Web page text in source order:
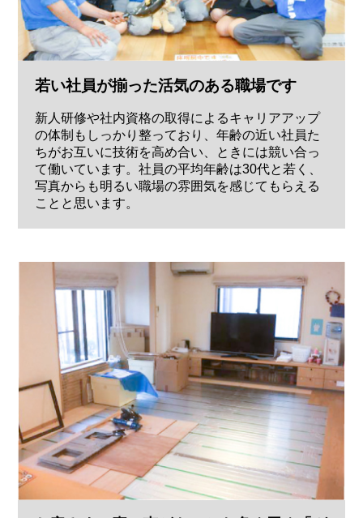
若い社員が揃った活気のある職場です
新人研修や社内資格の取得によるキャリアアップ
の体制もしっかり整っており、年齢の近い社員た
ちがお互いに技術を高め合い、ときには競い合っ
て働いています。社員の平均年齢は30代と若く、
写真からも明るい職場の雰囲気を感じてもらえる
ことと思います。